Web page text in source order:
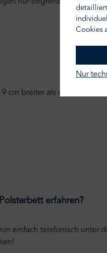
cm breiter als die
erfahren?
einfach telefonisch unter
Cookies
Nur